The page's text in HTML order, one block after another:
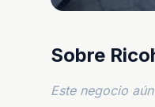
Sobre
Este negocio